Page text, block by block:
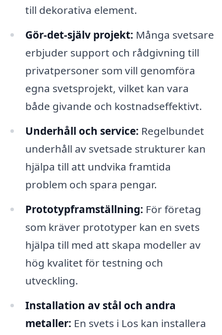
till dekorativa element.
Gör-det-själv projekt: Många svetsare
erbjuder support och rådgivning till
privatpersoner som vill genomföra
egna svetsprojekt, vilket kan vara
både givande och kostnadseffektivt.
Underhåll och service: Regelbundet
underhåll av svetsade strukturer kan
hjälpa till att undvika framtida
problem och spara pengar.
Prototypframställning: För företag
som kräver prototyper kan en svets
hjälpa till med att skapa modeller av
hög kvalitet för testning och
utveckling.
Installation av stål och andra
metaller: En svets i Los kan installera